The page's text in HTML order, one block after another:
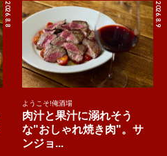
2026.8.8 2026.8.9
ようこそ!俺酒場
肉汁と果汁に溺れそう
な"おしゃれ焼き肉"。サ
ンジョ...